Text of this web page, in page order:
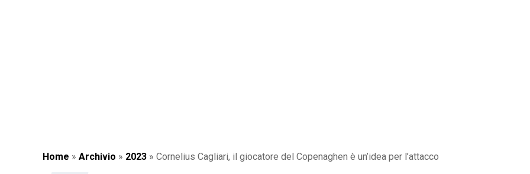
Home » Archivio » 2023 » Cornelius Cagliari, il giocatore del Copenaghen è un’idea per l’attacco